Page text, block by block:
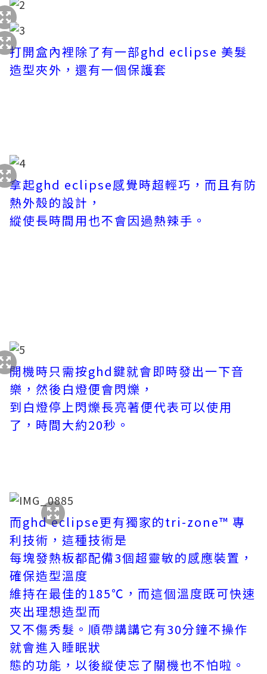
打開盒內裡除了有一部ghd eclipse 美髮
造型夾外，還有一個保護套
拿起ghd eclipse感覺時超輕巧，而且有防
熱外殼的設計，
縱使長時間用也不會因過熱辣手。
開機時只需按ghd鍵就會即時發出一下音
樂，然後白燈便會閃爍，
到白燈停上閃爍長亮著便代表可以使用
了，時間大約20秒。
而ghd eclipse更有獨家的tri-zone™ 專
利技術，這種技術是
每塊發熱板都配備3個超靈敏的感應裝置，
確保造型溫度
維持在最佳的185℃，而這個溫度既可快速
夾出理想造型而
又不傷秀髮。順帶講講它有30分鐘不操作
就會進入睡眠狀
態的功能，以後縱使忘了關機也不怕啦。